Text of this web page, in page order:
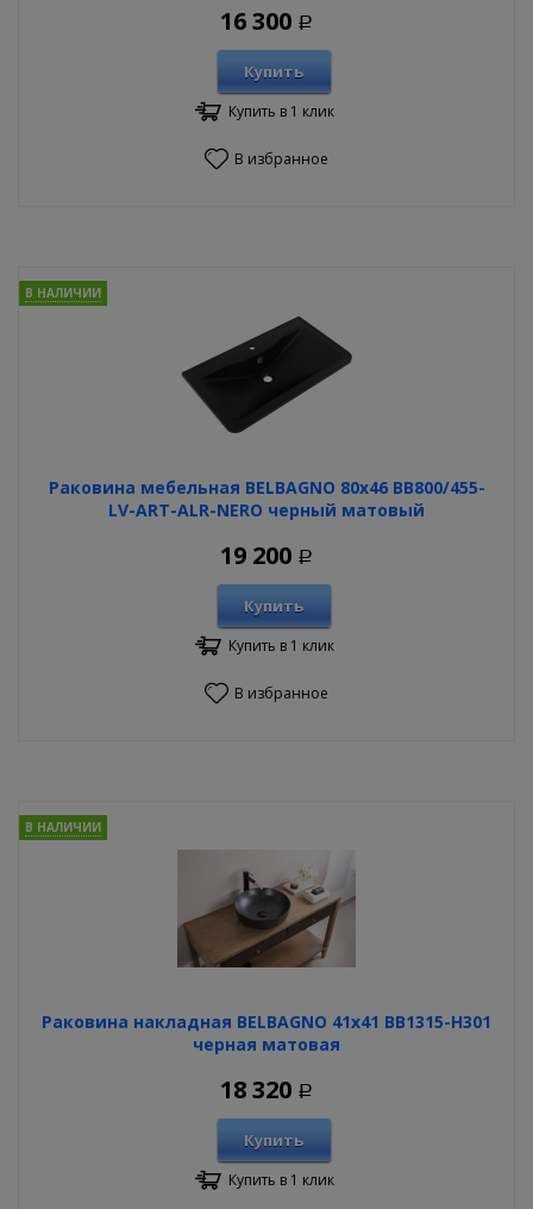
16 300 Р
Купить
Купить в 1 клик
В избранное
Раковина мебельная BELBAGNO 80х46 BB800/455-
LV-ART-ALR-NERO черный матовый
В НАЛИЧИИ
19 200 Р
Купить
Купить в 1 клик
В избранное
Раковина накладная BELBAGNO 41х41 BB1315-H301
черная матовая
В НАЛИЧИИ
18 320 Р
Купить
Купить в 1 клик